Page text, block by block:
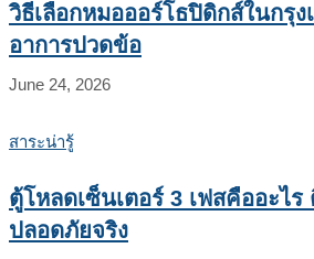
วิธีเลือกหมอออร์โธปิดิกส์ในกรุง
อาการปวดข้อ
June 24, 2026
สาระน่ารู้
ตู้โหลดเซ็นเตอร์ 3 เฟสคืออะไร
ปลอดภัยจริง